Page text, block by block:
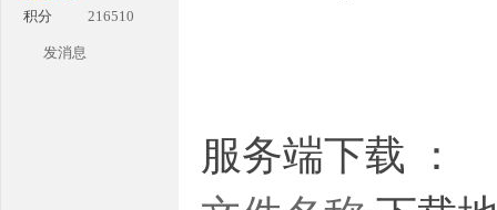
积分 216510
发消息
服务端下载 ：